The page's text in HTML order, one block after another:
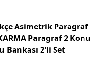
Asimetrik Paragraf
Paragraf 2 Konu
Bankası 2'li Set